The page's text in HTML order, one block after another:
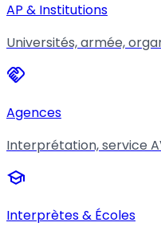
AP & Institutions
Universités, armée,
handshake
Agences
Interprétation, service
school
Interprètes & Écoles